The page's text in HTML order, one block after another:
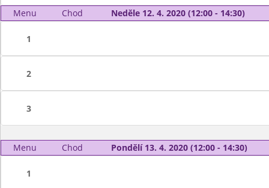
Menu Chod Neděle 12. 4. 2020 (12:00 - 14:30)
1
2
3
Menu Chod Pondělí 13. 4. 2020 (12:00 - 14:30)
1